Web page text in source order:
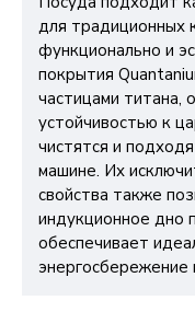
для традиционных
функционально и
покрытия
частицами титана,
устойчивостью к
чистятся и
машине. Их
свойства также
индукционное дно
обеспечивает
энергосбережение